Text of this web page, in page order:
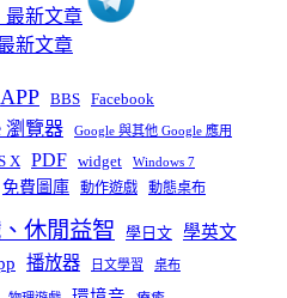
APP BBS Facebook
瀏覽器 Google 與其他 Google 應用
X PDF widget Windows 7
免費圖庫 動作遊戲 動態桌布
休閒益智 學日文 學英文
播放器 日文學習 桌布